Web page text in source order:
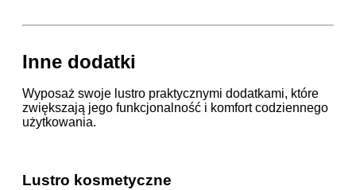
Inne dodatki
Wyposaż swoje lustro praktycznymi dodatkami, które
zwiększają jego funkcjonalność i komfort codziennego
użytkowania.
Lustro kosmetyczne